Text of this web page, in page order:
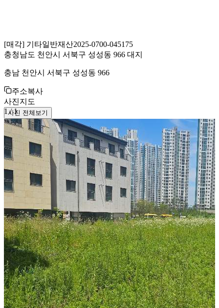
[매각] 기타일반재산2025-0700-045175
충청남도 천안시 서북구 성성동 966 대지
충남 천안시 서북구 성성동 966
주소복사
사진지도
1 /1
사진 전체보기